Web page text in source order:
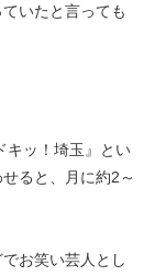
いたと言っても
キッ！埼玉』とい
ると、月に約2～
お笑い芸人とし